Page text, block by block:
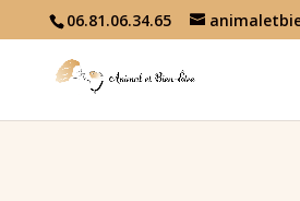
06.81.06.34.65